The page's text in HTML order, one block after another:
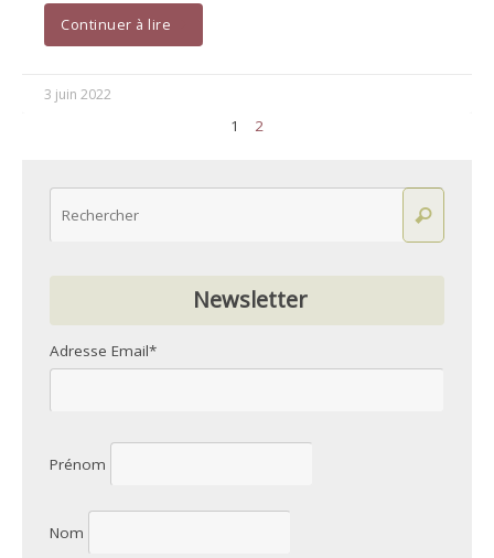
Continuer à lire
3 juin 2022
1 2
Newsletter
Adresse Email*
Prénom
Nom